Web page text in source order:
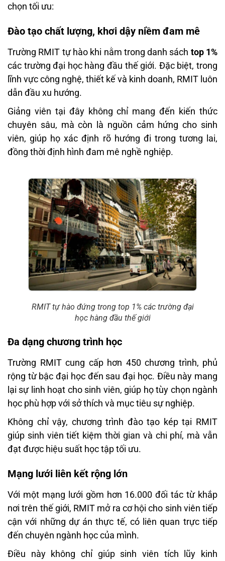
chọn tối ưu:
Đào tạo chất lượng, khơi dậy niềm đam mê
Trường RMIT tự hào khi nằm trong danh sách top 1%
các trường đại học hàng đầu thế giới. Đặc biệt, trong
lĩnh vực công nghệ, thiết kế và kinh doanh, RMIT luôn
dẫn đầu xu hướng.
Giảng viên tại đây không chỉ mang đến kiến thức
chuyên sâu, mà còn là nguồn cảm hứng cho sinh
viên, giúp họ xác định rõ hướng đi trong tương lai,
đồng thời định hình đam mê nghề nghiệp.
RMIT tự hào đứng trong top 1% các trường đại
học hàng đầu thế giới
Đa dạng chương trình học
Trường RMIT cung cấp hơn 450 chương trình, phủ
rộng từ bậc đại học đến sau đại học. Điều này mang
lại sự linh hoạt cho sinh viên, giúp họ tùy chọn ngành
học phù hợp với sở thích và mục tiêu sự nghiệp.
Không chỉ vậy, chương trình đào tạo kép tại RMIT
giúp sinh viên tiết kiệm thời gian và chi phí, mà vẫn
đạt được hiệu suất học tập tối ưu.
Mạng lưới liên kết rộng lớn
Với một mạng lưới gồm hơn 16.000 đối tác từ khắp
nơi trên thế giới, RMIT mở ra cơ hội cho sinh viên tiếp
cận với những dự án thực tế, có liên quan trực tiếp
đến chuyên ngành học của mình.
Điều này không chỉ giúp sinh viên tích lũy kinh